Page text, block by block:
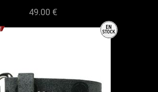
49.00 €